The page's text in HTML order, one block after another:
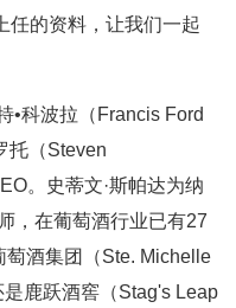
任的资料，让我们一起
•科波拉（Francis Ford
托（Steven
。史蒂文·斯帕达为纳
，在葡萄酒行业已有27
酒集团（Ste. Michelle
鹿跃酒窖（Stag's Leap